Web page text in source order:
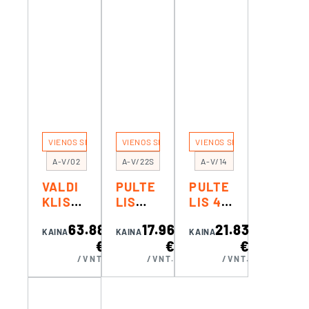
VIENOS SPALVOS REGULIAVIMUI
A-V/02
VALDI
KLIS
IŲ
KAINA63.88
€
/VNT.
VIENOS SPALVOS REGULIAVIMUI
A-V/22S
PULTE
LIS
KVADR
PILKA
S
KAINA17.96
€
/VNT.
VIENOS SPALVOS
A-V/14
PULTE
LIS 4
S
KAINA21.83
€
/VNT.